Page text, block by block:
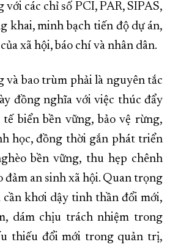
các chỉ số PCI, PAR, SIPAS,
khai, minh bạch tiến độ dự án,
xã hội, báo chí và nhân dân.
và bao trùm phải là nguyên tắc
đồng nghĩa với việc thúc đẩy
biển bền vững, bảo vệ rừng,
học, đồng thời gắn phát triển
bền vững, thu hẹp chênh
đảm an sinh xã hội. Quan trọng
cần khơi dậy tinh thần đổi mới,
dám chịu trách nhiệm trong
thiếu đổi mới trong quản trị,